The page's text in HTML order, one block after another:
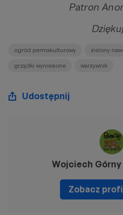
Patron
ogród permakulturowy zielony
grządki wyniesione warzywnik
Udostępnij
Wojciech
Zobacz